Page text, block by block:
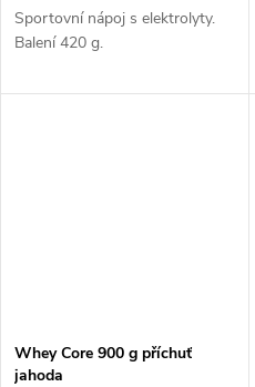
Sportovní nápoj s elektrolyty.
Balení 420 g.
Whey Core 900 g příchuť
jahoda